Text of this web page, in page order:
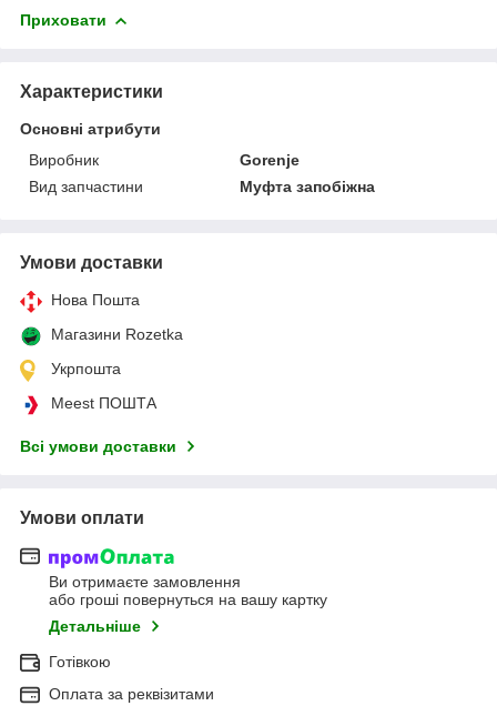
Приховати
Характеристики
Основні атрибути
Виробник
Gorenje
Вид запчастини
Муфта запобіжна
Умови доставки
Нова Пошта
Магазини Rozetka
Укрпошта
Meest ПОШТА
Всі умови доставки
Умови оплати
Ви отримаєте замовлення
або гроші повернуться на вашу картку
Детальніше
Готівкою
Оплата за реквізитами